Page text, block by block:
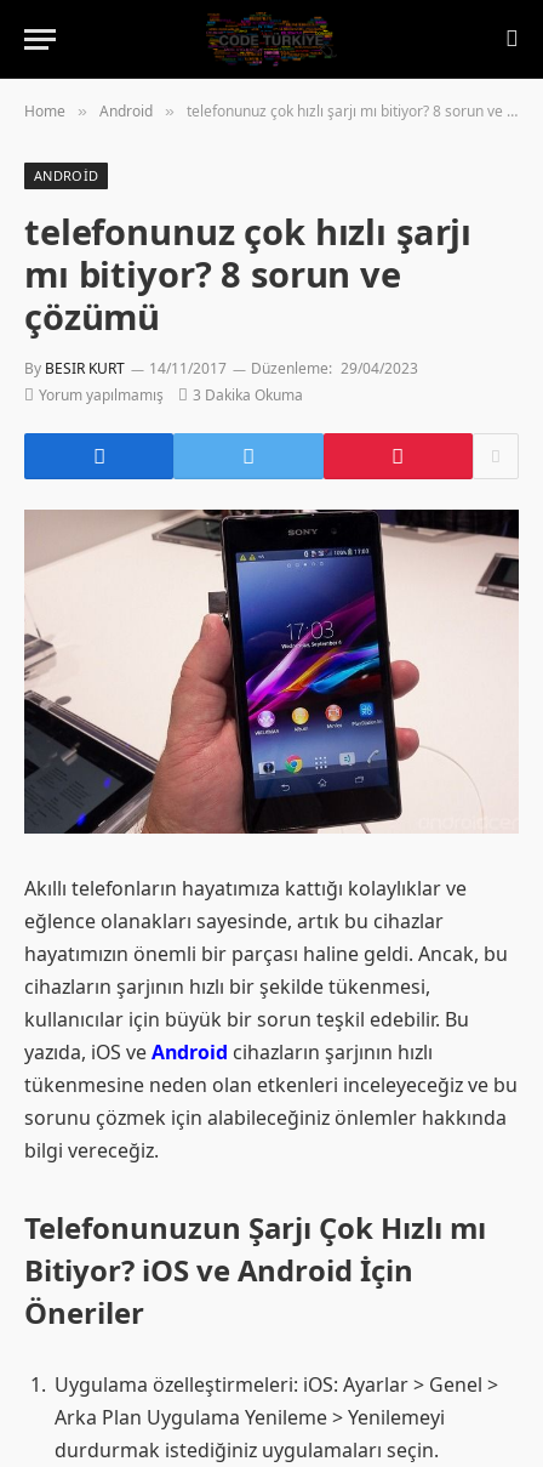
Home » Android » telefonunuz çok hızlı şarjı mı bitiyor? 8 sorun ve çözümü
ANDROID
telefonunuz çok hızlı şarjı
mı bitiyor? 8 sorun ve
çözümü
By BESIR KURT 14/11/2017 Düzenleme: 29/04/2023
Yorum yapılmamış
3 Dakika Okuma
Akıllı telefonların hayatımıza kattığı kolaylıklar ve
eğlence olanakları sayesinde, artık bu cihazlar
hayatımızın önemli bir parçası haline geldi. Ancak, bu
cihazların şarjının hızlı bir şekilde tükenmesi,
kullanıcılar için büyük bir sorun teşkil edebilir. Bu
yazıda, iOS veAndroid cihazların şarjının hızlı
tükenmesine neden olan etkenleri inceleyeceğiz ve bu
sorunu çözmek için alabileceğiniz önlemler hakkında
bilgi vereceğiz.
Telefonunuzun Şarjı Çok Hızlı mı
Bitiyor? iOS ve Android İçin
Öneriler
Uygulama özelleştirmeleri: iOS: Ayarlar > Genel >
Arka Plan Uygulama Yenileme > Yenilemeyi
durdurmak istediğiniz uygulamaları seçin.